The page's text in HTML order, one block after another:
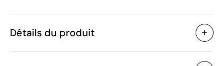
Détails du produit
Caractéristiques